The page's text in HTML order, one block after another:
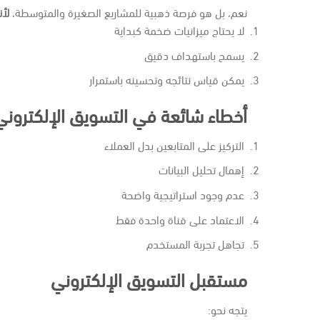
نعم، بل هو فرصة ذهبية للمشاريع الصغيرة والمتوسطة،
لا يحتاج ميزانيات ضخمة كبداية
يسمح باستهداف دقيق
يمكن قياس نتائجه وتحسينه باستمرار
أخطاء شائعة في التسويق
التركيز على المتابعين بدل العملاء
إهمال تحليل البيانات
عدم وجود استراتيجية واضحة
الاعتماد على قناة واحدة فقط
تجاهل تجربة المستخدم
مستقبل التسويق الإلكتروني
يتجه نحو: